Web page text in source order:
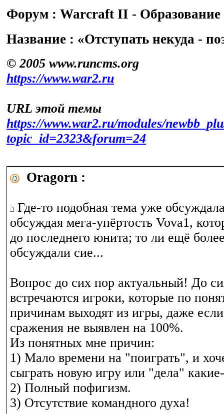
Форум : Warcraft II - Образование
Название : «Отступать некуда -
© 2005 www.runcms.org
https://www.war2.ru
URL этой темы
https://www.war2.ru/modules/
topic_id=2323&forum=24
Oragorn :
Где-то подобная тема уже
обсуждая мега-упёртость Vova1,
до последнего юнита; то ли ещё
обсуждали сие...
Вопрос до сих пор актуальный! До
встречаются игроки, которые по
причинам выходят из игры, даже если
сражения не выявлен на 100%.
Из понятных мне причин:
1) Мало времени на "поиграть", и
сыграть новую игру или "дела"
2) Полный пофигизм.
3) Отсутствие командного духа!